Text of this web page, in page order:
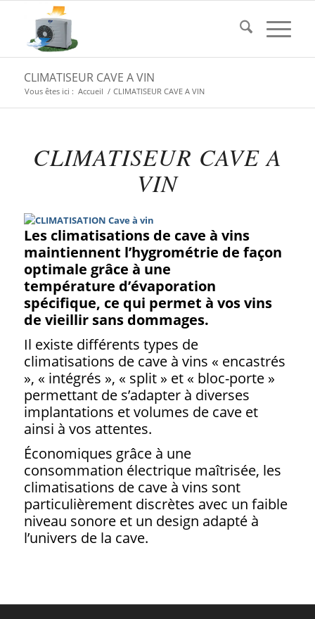
CLIMATISEUR CAVE A VIN
Vous êtes ici : Accueil / CLIMATISEUR CAVE A VIN
CLIMATISEUR CAVE A
VIN
Les climatisations de cave à vins
maintiennent l’hygrométrie de façon
optimale grâce à une
température d’évaporation
spécifique, ce qui permet à vos vins
de vieillir sans dommages.
Il existe différents types de
climatisations de cave à vins « encastrés
», « intégrés », « split » et « bloc-porte »
permettant de s’adapter à diverses
implantations et volumes de cave et
ainsi à vos attentes.
Économiques grâce à une
consommation électrique maîtrisée, les
climatisations de cave à vins sont
particulièrement discrètes avec un faible
niveau sonore et un design adapté à
l’univers de la cave.